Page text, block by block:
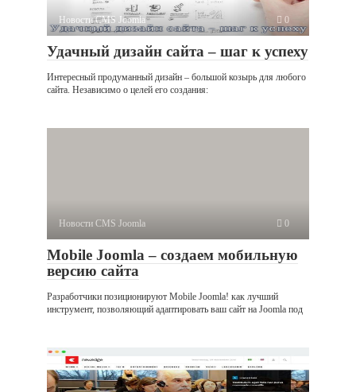
Новости CMS Joomla 0
Удачный дизайн сайта – шаг к успеху
Интересный продуманный дизайн – большой козырь для любого
сайта. Независимо о целей его создания:
Новости CMS Joomla 0
Mobile Joomla – создаем мобильную
версию сайта
Разработчики позиционируют Mobile Joomla! как лучший
инструмент, позволяющий адаптировать ваш сайт на Joomla под